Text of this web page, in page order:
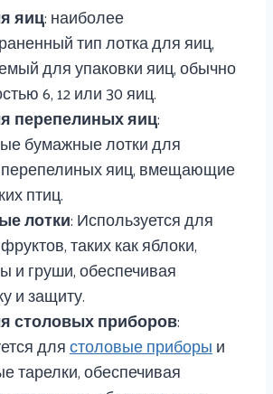
яиц: наиболее
тип лотка для яиц,
для упаковки яиц, обычно
6, 12 или 30 яиц.
перепелиных яиц:
бумажные лотки для
перепелиных яиц, вмещающие
птиц.
лотки: Используется для
таких как яблоки,
и груши, обеспечивая
и защиту.
столовых приборов:
длястоловые приборыи
тарелки, обеспечивая